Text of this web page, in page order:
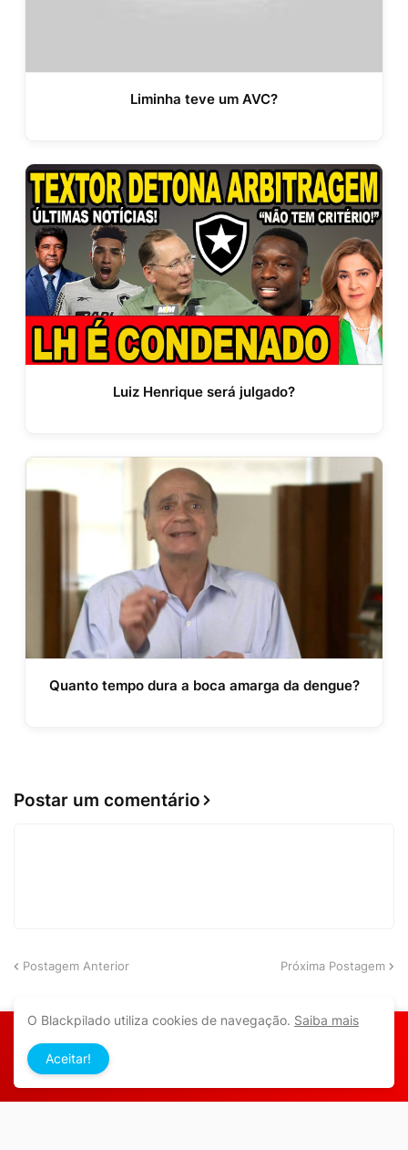
Liminha teve um AVC?
Luiz Henrique será julgado?
Quanto tempo dura a boca amarga da dengue?
Postar um comentário
Postagem Anterior Próxima Postagem
O Blackpilado utiliza cookies de navegação. Saiba mais
Aceitar!